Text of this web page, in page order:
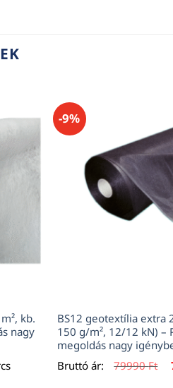
kb.
nagy
-9%
BS12 geotextília extra
150 g/m², 12/12 kN) –
megoldás nagy
Bruttó ár:
79990Ft